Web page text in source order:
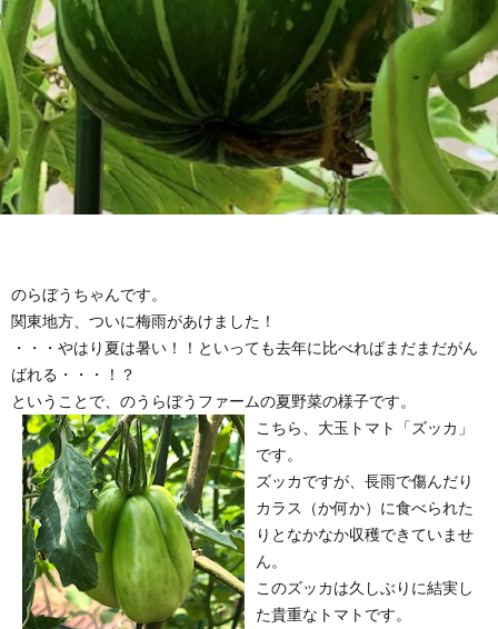
のらぼうちゃんです。
関東地方、ついに梅雨があけました！
・・・やはり夏は暑い！！といっても去年に比べればまだまだがん
ばれる・・・！？
ということで、のうらぼうファームの夏野菜の様子です。
こちら、大玉トマト「ズッカ」
です。
ズッカですが、長雨で傷んだり
カラス（か何か）に食べられた
りとなかなか収穫できていませ
ん。
このズッカは久しぶりに結実し
た貴重なトマトです。